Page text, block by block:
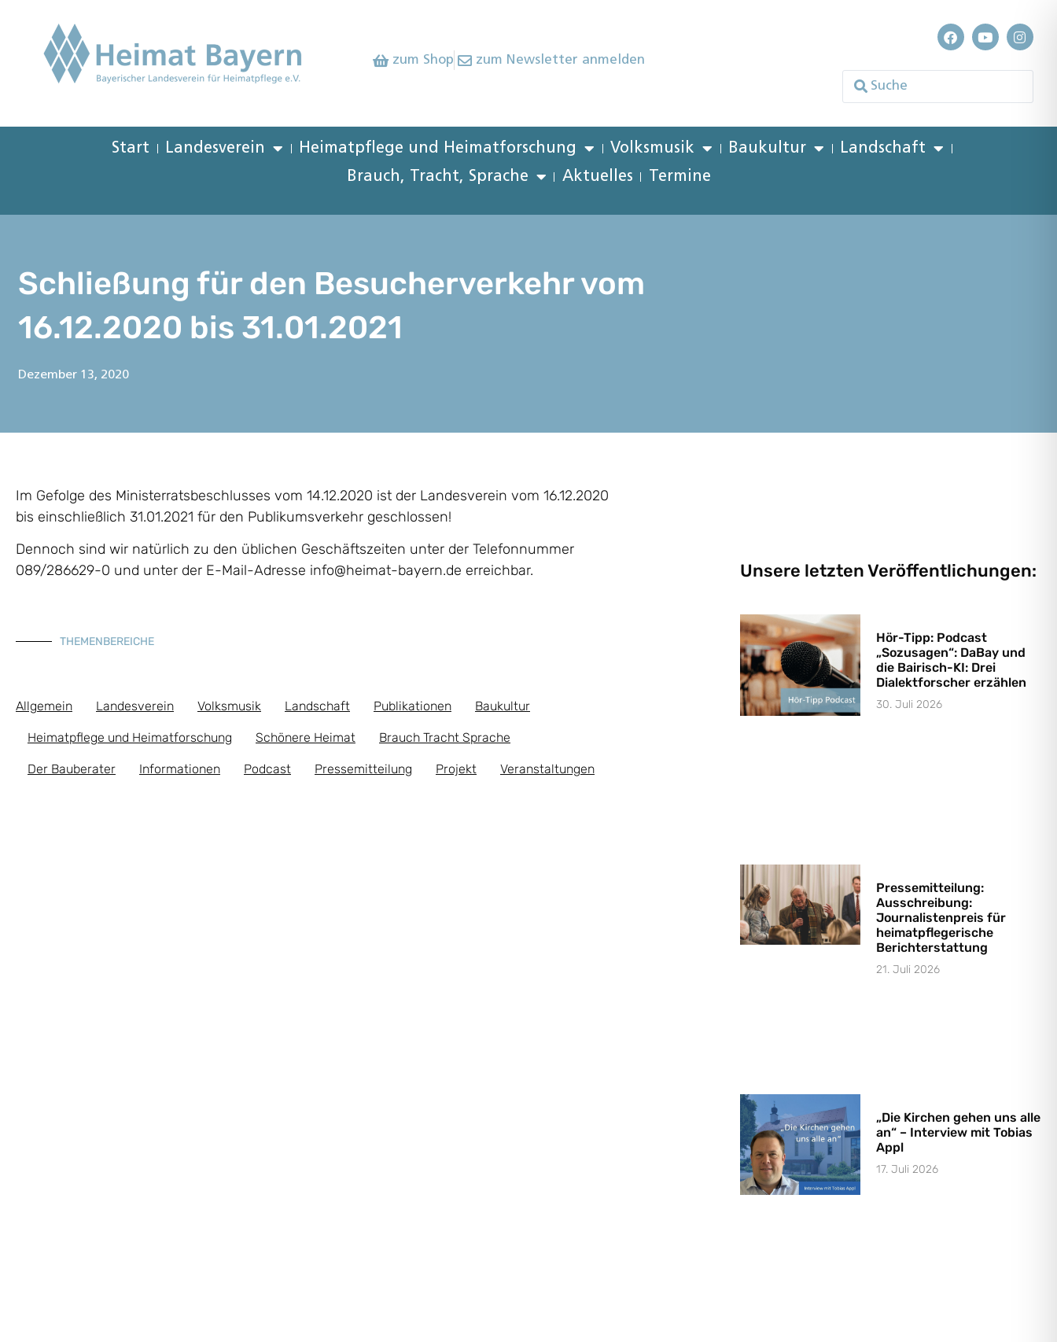
zum Shop zum Newsletter anmelden
Start Landesverein Heimatpflege und Heimatforschung Volksmusik Baukultur
Landschaft
Brauch, Tracht, Sprache
Aktuelles Termine
Schließung für den Besucherverkehr vom
16.12.2020 bis 31.01.2021
Dezember 13, 2020
Im Gefolge des Ministerratsbeschlusses vom 14.12.2020 ist der Landesverein vom 16.12.2020
bis einschließlich 31.01.2021 für den Publikumsverkehr geschlossen!
Dennoch sind wir natürlich zu den üblichen Geschäftszeiten unter der Telefonnummer
089/286629-0 und unter der E-Mail-Adresse info@heimat-bayern.de erreichbar.
THEMENBEREICHE
Allgemein Landesverein Volksmusik Landschaft Publikationen Baukultur
Heimatpflege und Heimatforschung Schönere Heimat Brauch Tracht Sprache
Der Bauberater Informationen Podcast Pressemitteilung Projekt Veranstaltungen
Unsere letzten Veröffentlichungen:
Hör-Tipp: Podcast
„Sozusagen“: DaBay und
die Bairisch-KI: Drei
Dialektforscher erzählen
30. Juli 2026
Pressemitteilung:
Ausschreibung:
Journalistenpreis für
heimatpflegerische
Berichterstattung
21. Juli 2026
„Die Kirchen gehen uns alle
an“ – Interview mit Tobias
Appl
17. Juli 2026